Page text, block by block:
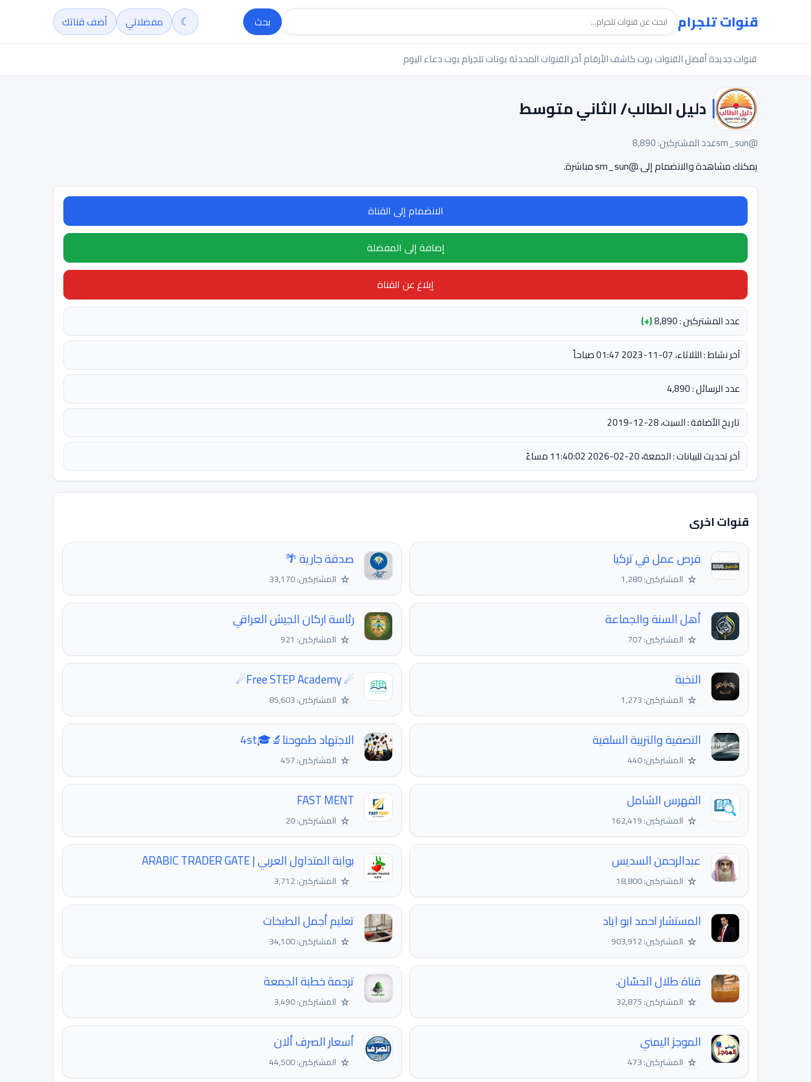
قنوات تلجرام بحث ☾ مفضلاتي أضف قناتك
قنوات جديدةأفضل القنواتبوت كاشف الأرقامأخر القنوات المحدثةبوتات تلجرام بوت دعاء اليوم
دليل الطالب/ الثاني متوسط
@sm_sun
عدد المشتركين: 8,890
يمكنك مشاهدة والانضمام إلى @sm_sun مباشرة.
الانضمام إلى القناة
إضافة إلى المفضلة
إبلاغ عن القناة
عدد المشتركين : 8,890
(+)
آخر نشاط : الثلاثاء، 07-11-2023 01:47 صباحاً
عدد الرسائل : 4,890
تاريخ الأضافة : السبت، 28-12-2019
آخر تحديث للبيانات : الجمعة، 20-02-2026 11:40:02 مساءً
قنوات اخرى
فرص عمل في تركيا
☆ المشتركين: 1,280
صدقة جارية 🌴
☆ المشتركين: 33,170
أهل السنة والجماعة
☆ المشتركين: 707
رئاسة اركان الجيش العراقي
☆ المشتركين: 921
النخبة
☆ المشتركين: 1,273
☄ ‏Free STEP Academy☄
☆ المشتركين: 85,603
التصفية والتربية السلفية
☆ المشتركين: 440
الاجتهاد طموحنا🔬🎓4st
☆ المشتركين: 457
الفهرس الشامل
☆ المشتركين: 162,419
FAST MENT
☆ المشتركين: 20
عبدالرحمن السديس
☆ المشتركين: 18,800
بوابة المتداول العربي | ARABIC TRADER GATE
☆ المشتركين: 3,712
المستشار احمد ابو اياد
☆ المشتركين: 903,912
تعليم أجمل الطبخات
☆ المشتركين: 34,100
قناة طلال الحسّان.
☆ المشتركين: 32,875
ترجمة خطبة الجمعة
☆ المشتركين: 3,490
الموجز اليمني
☆ المشتركين: 473
أسعار الصرف ألان
☆ المشتركين: 44,500